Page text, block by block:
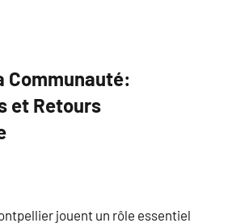
Communauté:
et Retours
jouent un rôle essentiel